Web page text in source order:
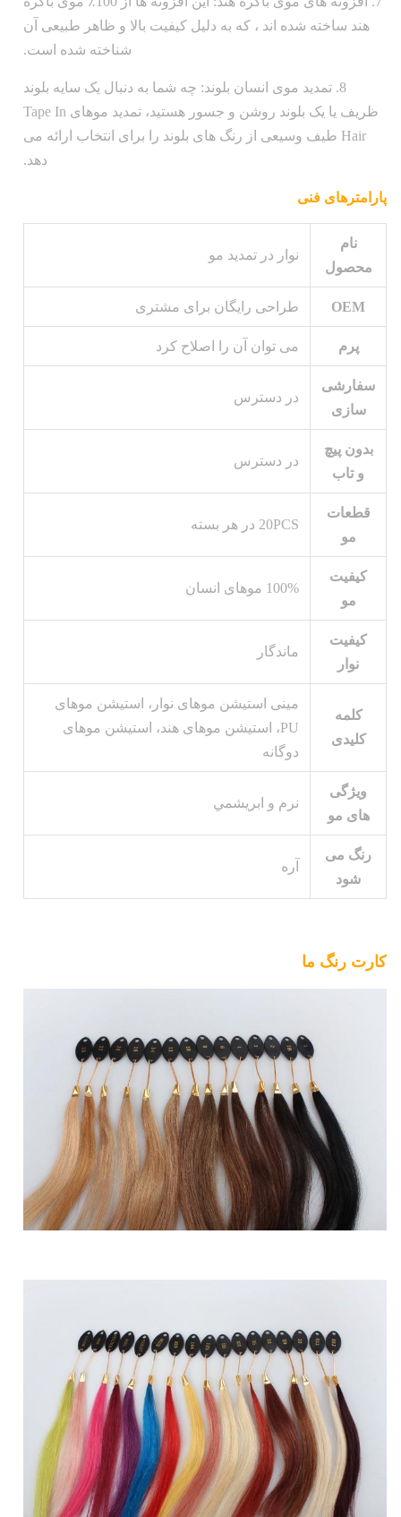
هند ساخته شده اند ، که به دلیل کیفیت بالا و ظاهر طبیعی آن
شناخته شده است.
8. تمدید موی انسان بلوند: چه شما به دنبال یک سایه بلوند
ظریف یا یک بلوند روشن و جسور هستید، تمدید موهای Tape In
Hair طیف وسیعی از رنگ های بلوند را برای انتخاب ارائه می
دهد.
پارامترهای فنی
نام
محصول
نوار در تمدید مو
OEM طراحی رایگان برای مشتری
پرم می توان آن را اصلاح کرد
سفارشی
سازی
در دسترس
بدون پیچ
و تاب
در دسترس
قطعات
مو
20PCS در هر بسته
کیفیت
مو
100% موهای انسان
کیفیت
نوار
ماندگار
کلمه
کلیدی
مینی استیشن موهای نوار، استیشن موهای
PU، استیشن موهای هند، استیشن موهای
دوگانه
ویژگی
های مو
نرم و ابريشمي
رنگ می
شود
آره
کارت رنگ ما